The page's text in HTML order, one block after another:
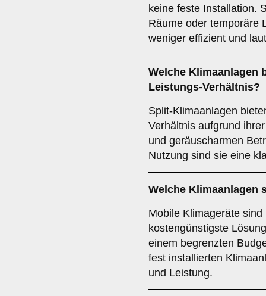
keine feste Installation.
Räume oder temporäre
weniger effizient und
Welche Klimaanlagen
Leistungs-Verhältnis?
Split-Klimaanlagen
Verhältnis aufgrund
und geräuscharmen
Nutzung sind sie eine
Welche Klimaanlagen
Mobile Klimageräte
kostengünstigste
einem begrenzten
fest installierten
und Leistung.